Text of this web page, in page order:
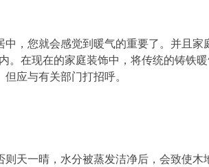
，您就会感觉到暖气的重要了。并且家
。在现在的家庭装饰中，将传统的铸铁
应与有关部门打招呼。
天一晴，水分被蒸发洁净后，会致使木